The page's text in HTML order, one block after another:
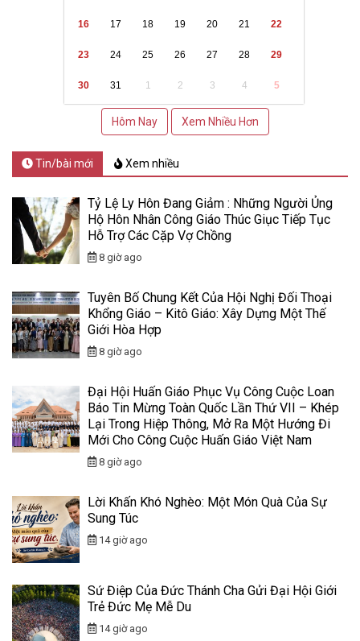
16 17 18 19 20 21 22
23 24 25 26 27 28 29
30 31 1 2 3 4 5
Hôm Nay Xem Nhiều Hơn
Tin/bài mới Xem nhiều
Tỷ Lệ Ly Hôn Đang Giảm : Những Người Ủng
Hộ Hôn Nhân Công Giáo Thúc Giục Tiếp Tục
Hỗ Trợ Các Cặp Vợ Chồng
8 giờ ago
Tuyên Bố Chung Kết Của Hội Nghị Đối Thoại
Khổng Giáo – Kitô Giáo: Xây Dựng Một Thế
Giới Hòa Hợp
8 giờ ago
Đại Hội Huấn Giáo Phục Vụ Công Cuộc Loan
Báo Tin Mừng Toàn Quốc Lần Thứ VII – Khép
Lại Trong Hiệp Thông, Mở Ra Một Hướng Đi
Mới Cho Công Cuộc Huấn Giáo Việt Nam
8 giờ ago
Lời Khấn Khó Nghèo: Một Món Quà Của Sự
Sung Túc
14 giờ ago
Sứ Điệp Của Đức Thánh Cha Gửi Đại Hội Giới
Trẻ Đức Mẹ Mễ Du
14 giờ ago